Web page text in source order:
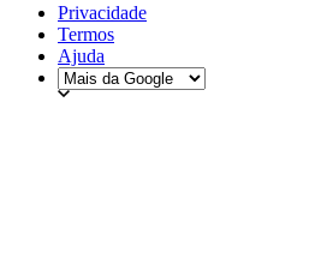
Privacidade
Termos
Ajuda